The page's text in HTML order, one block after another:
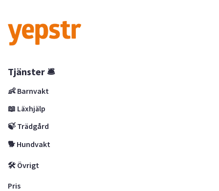
Tjänster 🛎
👶 Barnvakt
📖 Läxhjälp
🍃 Trädgård
🐕 Hundvakt
🛠 Övrigt
Pris